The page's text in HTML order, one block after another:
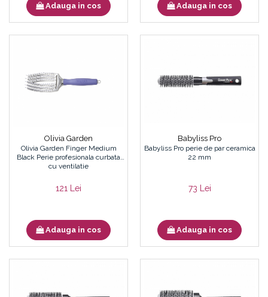
Adauga in cos Adauga in cos
Olivia Garden
Olivia Garden Finger Medium
Black Perie profesionala curbata
cu ventilatie
121 Lei
Adauga in cos
Babyliss Pro
Babyliss Pro perie de par ceramica
22 mm
73 Lei
Adauga in cos